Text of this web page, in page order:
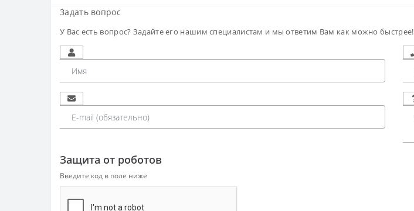
Задать вопрос
У Вас есть вопрос? Задайте его нашим специалистам и мы ответим Вам как можно быстрее!
Защита от роботов
Введите код в поле ниже